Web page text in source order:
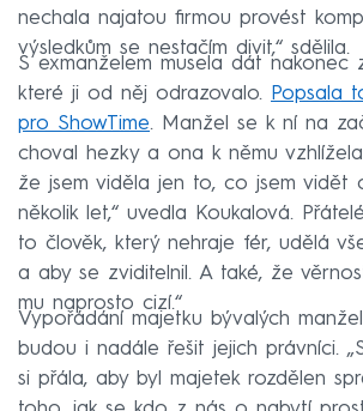
nechala najatou firmou provést
výsledkům se nestačím divit,“ sdělila.
S exmanželem musela dát nakonec
které ji od něj odrazovalo. Popsala
pro ShowTime. Manžel se k ní na
choval hezky a ona k němu
že jsem viděla jen to, co jsem vidět
několik let,“ uvedla Koukalová.
to člověk, který nehraje fér, udělá
a aby se zviditelnil. A také, že
mu naprosto cizí.“
Vypořádání majetku bývalých
budou i nadále řešit jejich právníci.
si přála, aby byl majetek rozdělen